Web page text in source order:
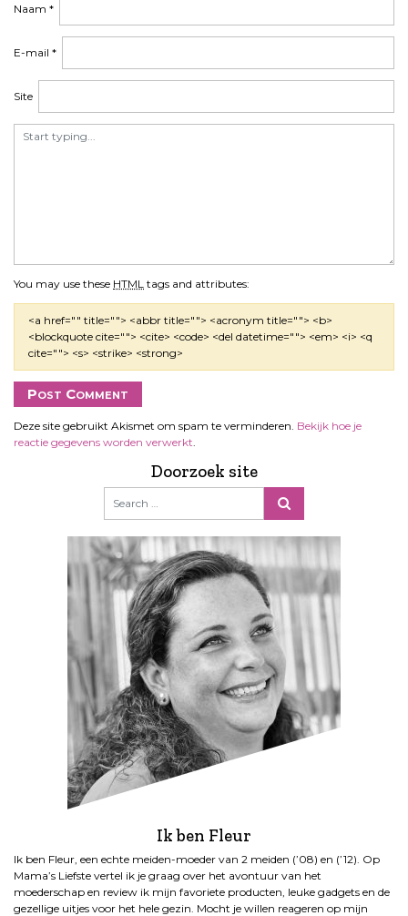
You may use these HTML tags and attributes:
<a href="" title=""> <abbr title=""> <acronym title=""> <b>
<blockquote cite=""> <cite> <code> <del datetime=""> <em> <i> <q
cite=""> <s> <strike> <strong>
Naam *
E-mail *
Site
Deze site gebruikt Akismet om spam te verminderen. Bekijk hoe je
reactie gegevens worden verwerkt
Doorzoek site
Ik ben Fleur
Ik ben Fleur, een echte meiden-moeder van 2 meiden (’08) en (’12). Op
Mama’s Liefste vertel ik je graag over het avontuur van het
moederschap en review ik mijn favoriete producten, leuke gadgets en de
gezellige uitjes voor het hele gezin. Mocht je willen reageren op mijn